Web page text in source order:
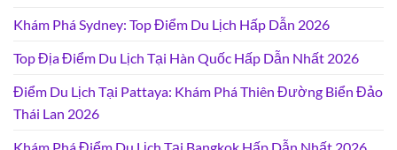
Khám Phá Sydney: Top Điểm Du Lịch Hấp Dẫn 2026
Top Địa Điểm Du Lịch Tại Hàn Quốc Hấp Dẫn Nhất 2026
Điểm Du Lịch Tại Pattaya: Khám Phá Thiên Đường Biển Đảo
Thái Lan 2026